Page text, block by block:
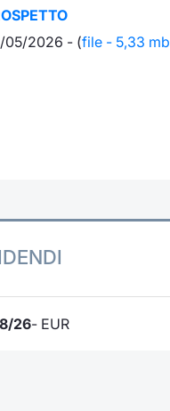
05/2026 - (file - 5,33 mb
26- EUR